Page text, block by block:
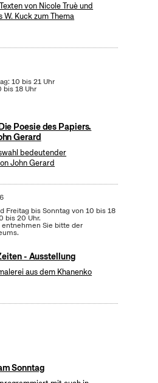
von Nicole Truè und
W. Kuck zum Thema
10 bis 21 Uhr
bis 18 Uhr
Poesie des Papiers.
Gerard
bedeutender
John Gerard
Freitag bis Sonntag von 10 bis 18
bis 20 Uhr.
Sie bitte der
- Ausstellung
aus dem Khanenko
Sonntag